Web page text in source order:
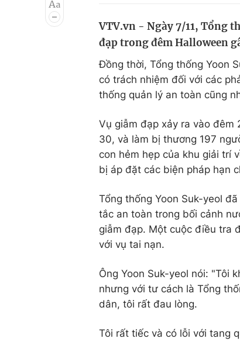
Âm nhạc
Chất lượng
VTV.vn - Ngày 7/11, Tổng
đạp trong đêm Halloween
Đồng thời, Tổng thống Yoon
có trách nhiệm đối với các
thống quản lý an toàn cũng
Vụ giẫm đạp xảy ra vào đêm
30, và làm bị thương 197
con hẻm hẹp của khu giải trí
bị áp đặt các biện pháp hạn
Tổng thống Yoon Suk-yeol
tắc an toàn trong bối cảnh
giẫm đạp. Một cuộc điều tra
với vụ tai nạn.
Ông Yoon Suk-yeol nói: "Tôi
nhưng với tư cách là Tổng
dân, tôi rất đau lòng.
Tôi rất tiếc và có lỗi với tang